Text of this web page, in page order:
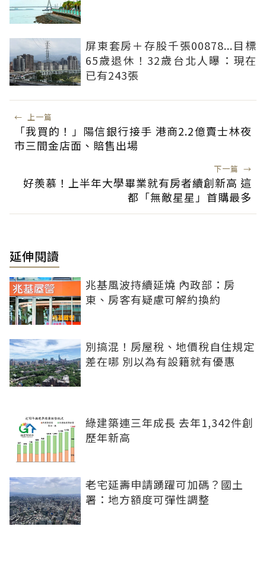
屏東套房＋存股千張00878...目標
65歲退休！32歲台北人曝：現在
已有243張
← 上一篇
「我買的！」陽信銀行接手 港商2.2億賣士林夜
市三間金店面、賠售出場
下一篇 →
好羨慕！上半年大學畢業就有房者續創新高 這
都「無敵星星」首購最多
延伸閱讀
兆基風波持續延燒 內政部：房
東、房客有疑慮可解約換約
別搞混！房屋稅、地價稅自住規定
差在哪 別以為有設籍就有優惠
綠建築連三年成長 去年1,342件創
歷年新高
老宅延壽申請踴躍可加碼？國土
署：地方額度可彈性調整